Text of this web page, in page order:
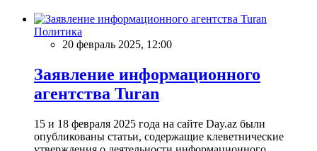
Политика
20 февраль 2025, 12:00
Заявление информационного
агентства Turan
15 и 18 февраля 2025 года на сайте Day.az были
опубликованы статьи, содержащие клеветнические